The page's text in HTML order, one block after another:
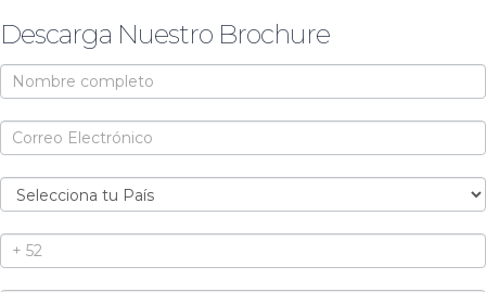
Descarga Nuestro Brochure
Brochure